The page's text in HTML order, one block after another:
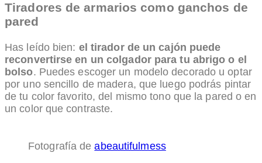
Tiradores de armarios como ganchos de
pared
Has leído bien: el tirador de un cajón puede
reconvertirse en un colgador para tu abrigo o el
bolso. Puedes escoger un modelo decorado u optar
por uno sencillo de madera, que luego podrás pintar
de tu color favorito, del mismo tono que la pared o en
un color que contraste.
Fotografía deabeautifulmess